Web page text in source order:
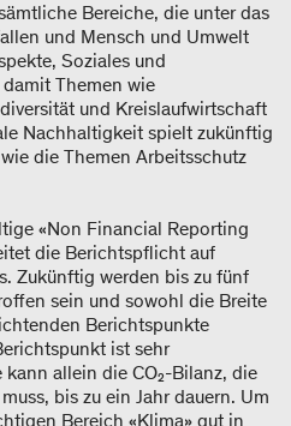
Bereiche, die unter das
und Mensch und Umwelt
Soziales und
Themen wie
und Kreislaufwirtschaft
Nachhaltigkeit spielt zukünftig
die Themen Arbeitsschutz
«Non Financial Reporting
die Berichtspflicht auf
Zukünftig werden bis zu fünf
sein und sowohl die Breite
Berichtspunkte
ist sehr
allein die CO₂-Bilanz, die
bis zu ein Jahr dauern. Um
Bereich «Klima» gut in